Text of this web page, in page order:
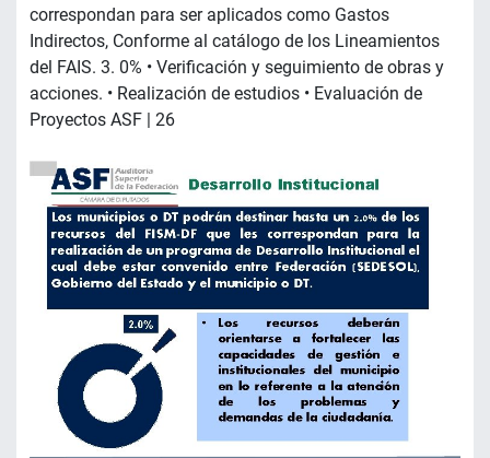
correspondan para ser aplicados como Gastos
Indirectos, Conforme al catálogo de los Lineamientos
del FAIS. 3. 0% • Verificación y seguimiento de obras y
acciones. • Realización de estudios • Evaluación de
Proyectos ASF | 26